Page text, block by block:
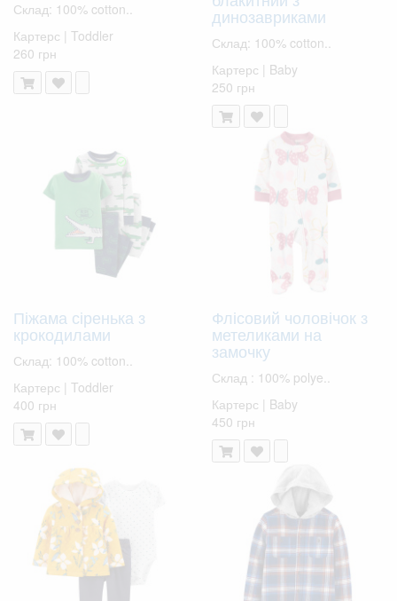
Склад: 100% cotton..
Картерс | Toddler
260 грн
динозавриками
Склад: 100% cotton..
Картерс | Baby
250 грн
Піжама сіренька з
крокодилами
Склад: 100% cotton..
Картерс | Toddler
400 грн
Флісовий чоловічок з
метеликами на
замочку
Склад : 100% polye..
Картерс | Baby
450 грн